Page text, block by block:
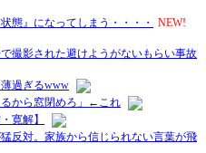
態』になってしまう・・・・ NEW!
撮影された避けようがないもらい事故
過ぎるwww
から窓閉めろ」←これ
寛解】
反対。家族から信じられない言葉が飛